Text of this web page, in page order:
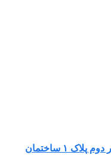
تهران خیابان ستارخان خیابان کوثر دوم پلاک ۱ ساختمان